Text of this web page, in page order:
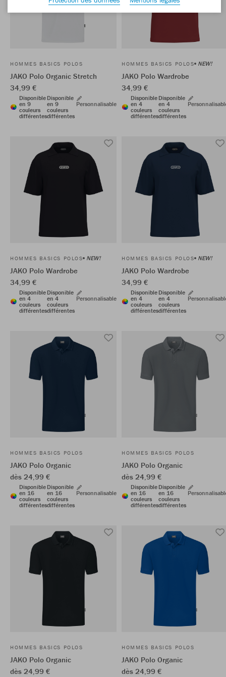
HOMMES BASICS POLOS
JAKO Polo Organic Stretch
34,99 €
Disponible
en 9
couleurs
différentes
Disponible
en 9
couleurs
différentes
Personnalisable
HOMMES BASICS POLOS NEW!
JAKO Polo Wardrobe
34,99 €
Disponible
en 4
couleurs
différentes
Disponible
en 4
couleurs
différentes
HOMMES BASICS POLOS NEW!
JAKO Polo Wardrobe
34,99 €
Disponible
en 4
couleurs
différentes
Disponible
en 4
couleurs
différentes
Personnalisable
HOMMES BASICS POLOS NEW!
JAKO Polo Wardrobe
34,99 €
Disponible
en 4
couleurs
différentes
Disponible
en 4
couleurs
différentes
HOMMES BASICS POLOS
JAKO Polo Organic
dès 24,99 €
Disponible
en 16
couleurs
différentes
Disponible
en 16
couleurs
différentes
Personnalisable
HOMMES BASICS POLOS
JAKO Polo Organic
dès 24,99 €
Disponible
en 16
couleurs
différentes
Disponible
en 16
couleurs
différentes
HOMMES BASICS POLOS
JAKO Polo Organic
dès 24,99 €
HOMMES BASICS POLOS
JAKO Polo Organic
dès 24,99 €